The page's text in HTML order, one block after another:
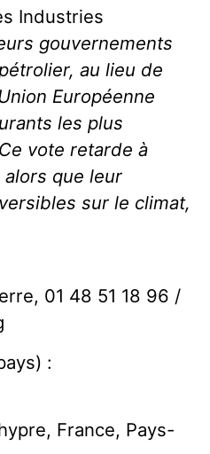
Industries
gouvernements
au lieu de
Européenne
les plus
vote retarde à
que leur
sur le climat,
01 48 51 18 96 /
:
France, Pays-